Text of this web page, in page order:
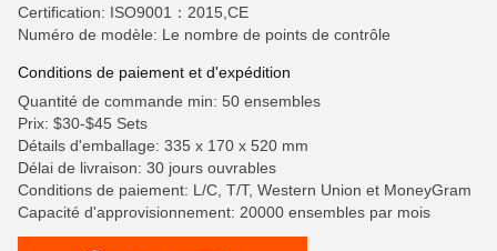
Certification: ISO9001：2015,CE
Numéro de modèle: Le nombre de points de contrôle
Conditions de paiement et d'expédition
Quantité de commande min: 50 ensembles
Prix: $30-$45 Sets
Détails d'emballage: 335 x 170 x 520 mm
Délai de livraison: 30 jours ouvrables
Conditions de paiement: L/C, T/T, Western Union et MoneyGram
Capacité d'approvisionnement: 20000 ensembles par mois